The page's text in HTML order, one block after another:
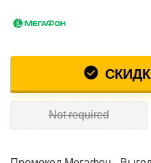
Not required